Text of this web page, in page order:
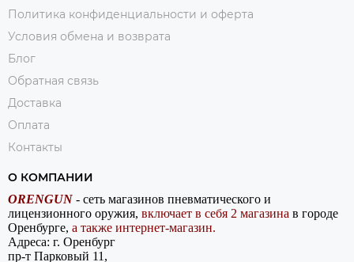
Политика конфиденциальности и оферта
Условия обмена и возврата
Блог
Обратная связь
Доставка
Оплата
Контакты
О КОМПАНИИ
ORENGUN - сеть магазинов пневматического и
лицензионного оружия, включает в себя 2 магазина в городе
Оренбурге, а также интернет-магазин.
Адреса: г. Оренбург
пр-т Парковый 11,